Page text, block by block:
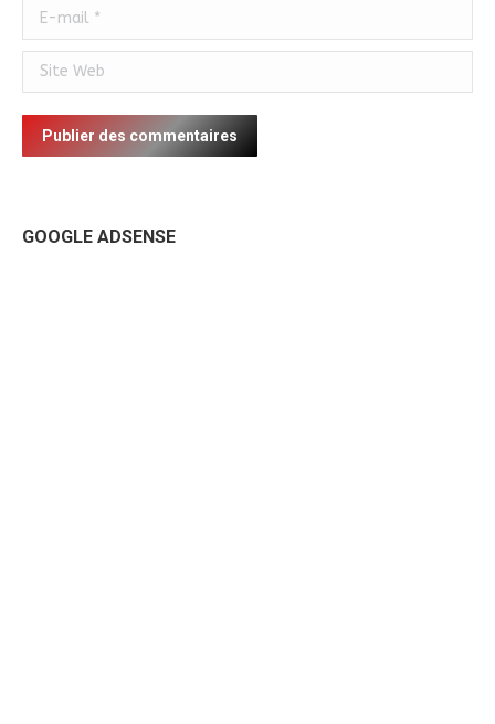
E-mail *
Site Web
Publier des commentaires
GOOGLE ADSENSE